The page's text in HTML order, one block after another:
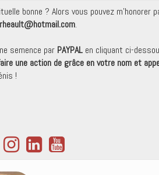
bonne ? Alors vous pouvez m'honorer
.
semence par PAYPAL en cliquant ci-
une action de grâce en votre nom et
!